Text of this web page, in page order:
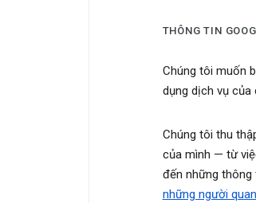
THÔNG TIN
Chúng tôi muốn
dụng dịch vụ của
Chúng tôi thu
của mình — từ
đến những
những người